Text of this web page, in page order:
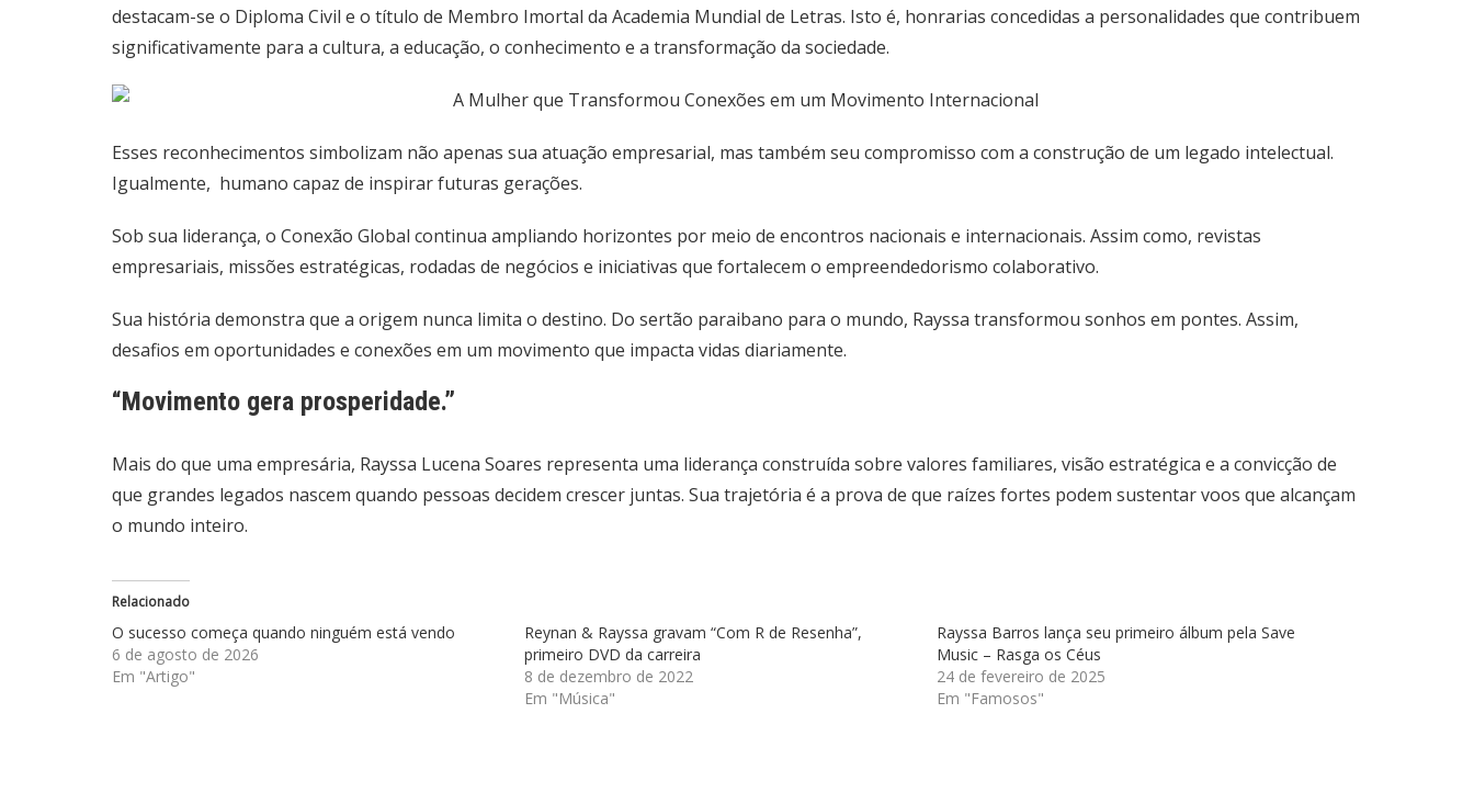
destacam-se o Diploma Civil e o título de Membro Imortal da Academia Mundial de Letras. Isto é, honrarias concedidas a personalidades que contribuem
significativamente para a cultura, a educação, o conhecimento e a transformação da sociedade.
Esses reconhecimentos simbolizam não apenas sua atuação empresarial, mas também seu compromisso com a construção de um legado intelectual.
Igualmente, humano capaz de inspirar futuras gerações.
Sob sua liderança, o Conexão Global continua ampliando horizontes por meio de encontros nacionais e internacionais. Assim como, revistas
empresariais, missões estratégicas, rodadas de negócios e iniciativas que fortalecem o empreendedorismo colaborativo.
Sua história demonstra que a origem nunca limita o destino. Do sertão paraibano para o mundo, Rayssa transformou sonhos em pontes. Assim,
desafios em oportunidades e conexões em um movimento que impacta vidas diariamente.
“Movimento gera prosperidade.”
Mais do que uma empresária, Rayssa Lucena Soares representa uma liderança construída sobre valores familiares, visão estratégica e a convicção de
que grandes legados nascem quando pessoas decidem crescer juntas. Sua trajetória é a prova de que raízes fortes podem sustentar voos que alcançam
o mundo inteiro.
Relacionado
O sucesso começa quando ninguém está vendo
6 de agosto de 2026
Em "Artigo"
Reynan & Rayssa gravam “Com R de Resenha”,
primeiro DVD da carreira
8 de dezembro de 2022
Em "Música"
Rayssa Barros lança seu primeiro álbum pela Save
Music – Rasga os Céus
24 de fevereiro de 2025
Em "Famosos"